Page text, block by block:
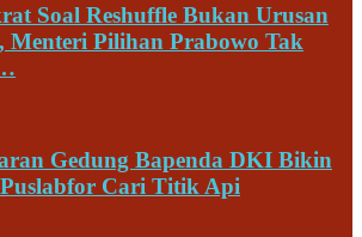
Soal Reshuffle Bukan Urusan
Menteri Pilihan Prabowo Tak
Gedung Bapenda DKI Bikin
Puslabfor Cari Titik Api